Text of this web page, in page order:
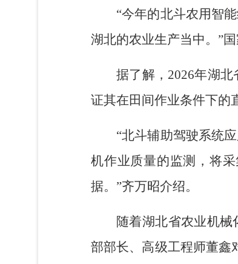
“今年的北斗农用智
湖北的农业生产当中。”
据了解，2026年湖
证其在田间作业条件下的
“北斗辅助驾驶系统
机作业质量的监测，将
据。”齐万昭介绍。
随着湖北省农业机
部部长、高级工程师董鑫